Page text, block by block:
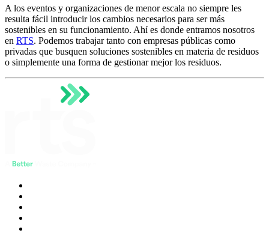
A los eventos y organizaciones de menor escala no siempre les
resulta fácil introducir los cambios necesarios para ser más
sostenibles en su funcionamiento. Ahí es donde entramos nosotros
en RTS. Podemos trabajar tanto con empresas públicas como
privadas que busquen soluciones sostenibles en materia de residuos
o simplemente una forma de gestionar mejor los residuos.